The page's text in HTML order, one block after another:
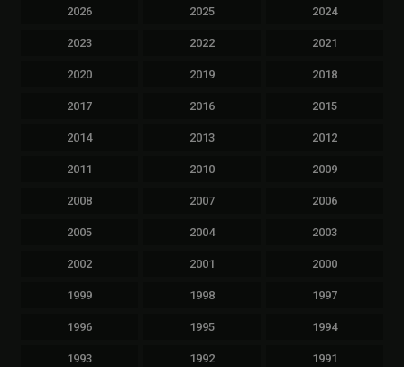
2026 2025 2024
2023 2022 2021
2020 2019 2018
2017 2016 2015
2014 2013 2012
2011 2010 2009
2008 2007 2006
2005 2004 2003
2002 2001 2000
1999 1998 1997
1996 1995 1994
1993 1992 1991